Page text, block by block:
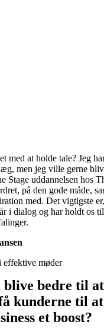
med at holde tale? Jeg
men jeg ville gerne
Stage uddannelsen hos
på den gode måde,
med. Det vigtigste
i dialog og har holdt os
effektive møder
blive bedre til
kunderne til at
et boost?